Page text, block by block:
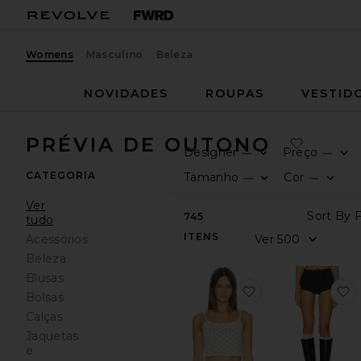
Womens Masculino Beleza
NOVIDADES
ROUPAS
PRÉVIA DE OUTONO
CATEGORIA
Ver
tudo
Acessórios
Beleza
Blusas
Bolsas
Calças
Jaquetas
e
Designer —
Preço —
Tamanho —
Cor —
745
ITENS
favoritoPointelle